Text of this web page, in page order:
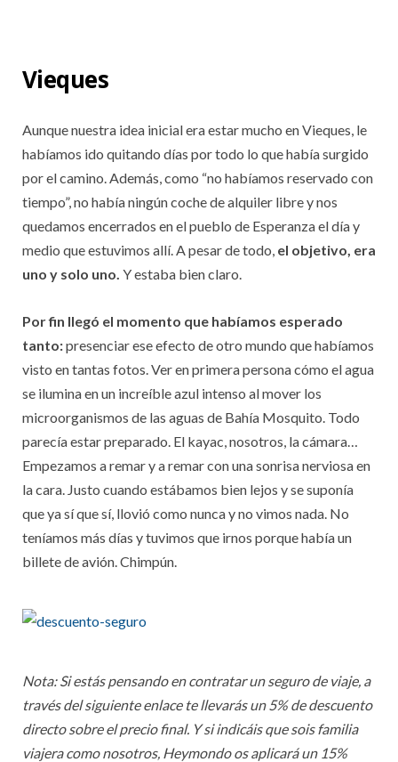
Vieques
Aunque nuestra idea inicial era estar mucho en Vieques, le
habíamos ido quitando días por todo lo que había surgido
por el camino. Además, como “no habíamos reservado con
tiempo”, no había ningún coche de alquiler libre y nos
quedamos encerrados en el pueblo de Esperanza el día y
medio que estuvimos allí. A pesar de todo, el objetivo, era
uno y solo uno. Y estaba bien claro.
Por fin llegó el momento que habíamos esperado
tanto:presenciar ese efecto de otro mundo que habíamos
visto en tantas fotos. Ver en primera persona cómo el agua
se ilumina en un increíble azul intenso al mover los
microorganismos de las aguas de Bahía Mosquito. Todo
parecía estar preparado. El kayac, nosotros, la cámara…
Empezamos a remar y a remar con una sonrisa nerviosa en
la cara. Justo cuando estábamos bien lejos y se suponía
que ya sí que sí, llovió como nunca y no vimos nada. No
teníamos más días y tuvimos que irnos porque había un
billete de avión. Chimpún.
Nota: Si estás pensando en contratar un seguro de viaje, a
través del siguiente enlace te llevarás un 5% de descuento
directo sobre el precio final. Y si indicáis que sois familia
viajera como nosotros, Heymondo os aplicará un 15%